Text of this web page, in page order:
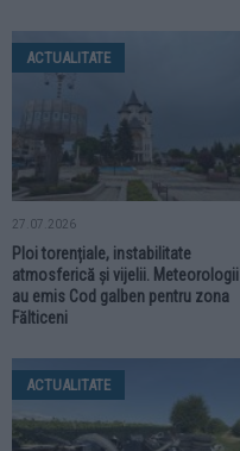
ACTUALITATE
27.07.2026
Ploi torențiale, instabilitate
atmosferică și vijelii. Meteorologii
au emis Cod galben pentru zona
Fălticeni
ACTUALITATE